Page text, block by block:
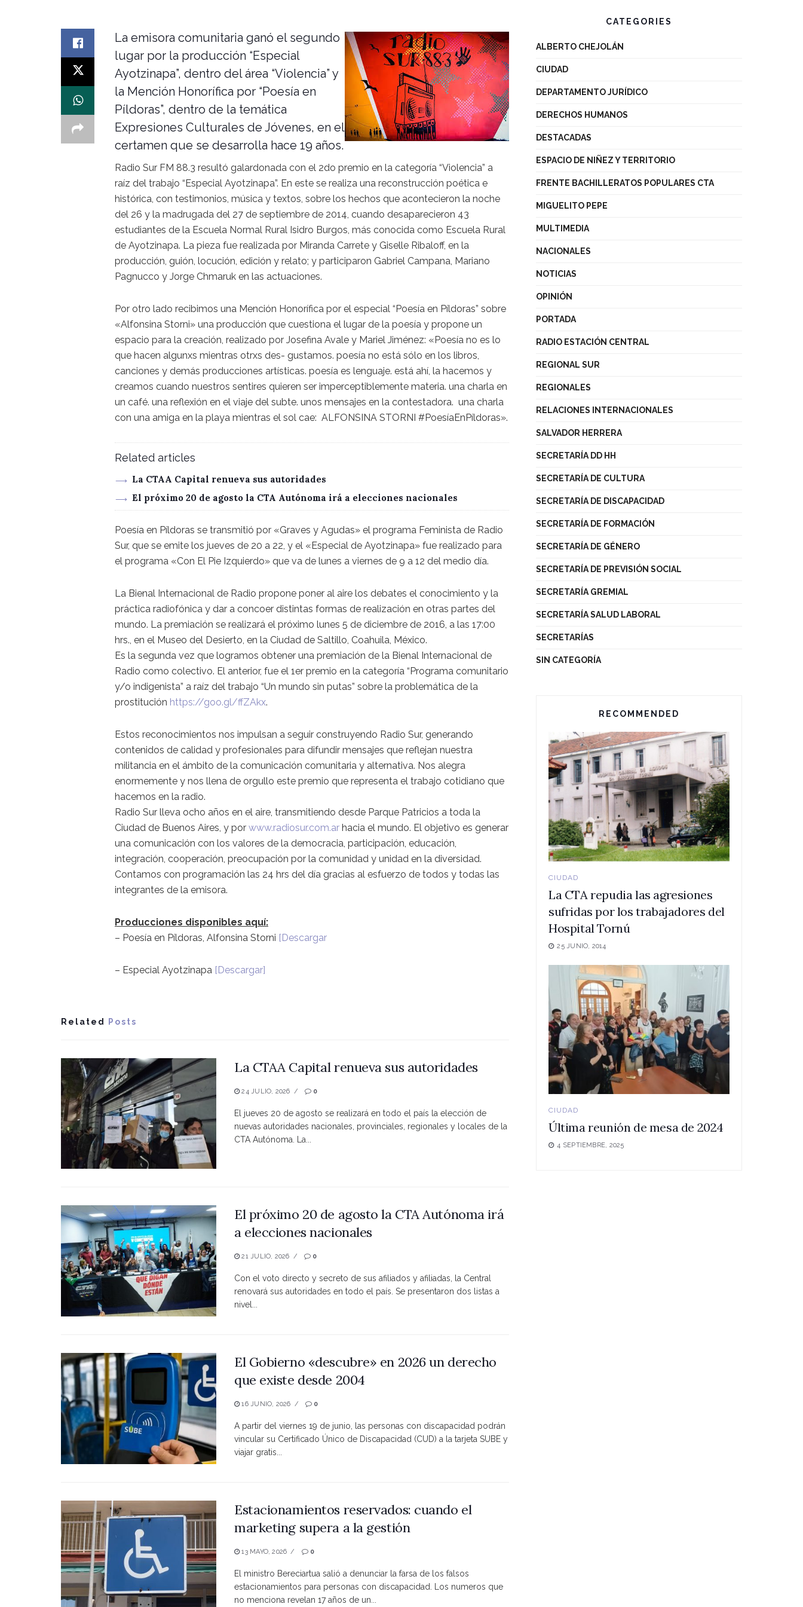
La emisora comunitaria ganó el segundo
lugar por la producción “Especial
Ayotzinapa”, dentro del área “Violencia” y
la Mención Honorífica por “Poesía en
Píldoras”, dentro de la temática
Expresiones Culturales de Jóvenes, en el
certamen que se desarrolla hace 19 años.
Radio Sur FM 88.3 resultó galardonada con el 2do premio en la categoría “Violencia” a
raíz del trabajo “Especial Ayotzinapa”. En este se realiza una reconstrucción poética e
histórica, con testimonios, música y textos, sobre los hechos que acontecieron la noche
del 26 y la madrugada del 27 de septiembre de 2014, cuando desaparecieron 43
estudiantes de la Escuela Normal Rural Isidro Burgos, más conocida como Escuela Rural
de Ayotzinapa. La pieza fue realizada por Miranda Carrete y Giselle Ribaloff, en la
producción, guión, locución, edición y relato; y participaron Gabriel Campana, Mariano
Pagnucco y Jorge Chmaruk en las actuaciones.
Por otro lado recibimos una Mención Honorífica por el especial “Poesía en Píldoras” sobre
«Alfonsina Storni» una producción que cuestiona el lugar de la poesía y propone un
espacio para la creación, realizado por Josefina Avale y Mariel Jiménez: «Poesía no es lo
que hacen algunxs mientras otrxs des- gustamos. poesía no está sólo en los libros,
canciones y demás producciones artísticas. poesía es lenguaje. está ahí, la hacemos y
creamos cuando nuestros sentires quieren ser imperceptiblemente materia. una charla en
un café. una reflexión en el viaje del subte. unos mensajes en la contestadora. una charla
con una amiga en la playa mientras el sol cae: ALFONSINA STORNI #PoesíaEnPíldoras».
Related articles
La CTAA Capital renueva sus autoridades
El próximo 20 de agosto la CTA Autónoma irá a elecciones nacionales
Poesía en Píldoras se transmitió por «Graves y Agudas» el programa Feminista de Radio
Sur, que se emite los jueves de 20 a 22, y el «Especial de Ayotzinapa» fue realizado para
el programa «Con El Pie Izquierdo» que va de lunes a viernes de 9 a 12 del medio día.
La Bienal Internacional de Radio propone poner al aire los debates el conocimiento y la
práctica radiofónica y dar a concoer distintas formas de realización en otras partes del
mundo. La premiación se realizará el próximo lunes 5 de diciembre de 2016, a las 17:00
hrs., en el Museo del Desierto, en la Ciudad de Saltillo, Coahuila, México.
Es la segunda vez que logramos obtener una premiación de la Bienal Internacional de
Radio como colectivo. El anterior, fue el 1er premio en la categoría “Programa comunitario
y/o indigenista” a raíz del trabajo “Un mundo sin putas” sobre la problemática de la
prostitución https://goo.gl/ffZAkx.
Estos reconocimientos nos impulsan a seguir construyendo Radio Sur, generando
contenidos de calidad y profesionales para difundir mensajes que reflejan nuestra
militancia en el ámbito de la comunicación comunitaria y alternativa. Nos alegra
enormemente y nos llena de orgullo este premio que representa el trabajo cotidiano que
hacemos en la radio.
Radio Sur lleva ocho años en el aire, transmitiendo desde Parque Patricios a toda la
Ciudad de Buenos Aires, y por www.radiosur.com.ar hacia el mundo. El objetivo es generar
una comunicación con los valores de la democracia, participación, educación,
integración, cooperación, preocupación por la comunidad y unidad en la diversidad.
Contamos con programación las 24 hrs del día gracias al esfuerzo de todos y todas las
integrantes de la emisora.
Producciones disponibles aquí:
– Poesía en Píldoras, Alfonsina Storni [Descargar
– Especial Ayotzinapa [Descargar]
Related Posts
La CTAA Capital renueva sus autoridades
24 JULIO, 2026 0
El jueves 20 de agosto se realizará en todo el país la elección de
nuevas autoridades nacionales, provinciales, regionales y locales de la
CTA Autónoma. La...
El próximo 20 de agosto la CTA Autónoma irá
a elecciones nacionales
21 JULIO, 2026 0
Con el voto directo y secreto de sus afiliados y afiliadas, la Central
renovará sus autoridades en todo el país. Se presentaron dos listas a
nivel...
El Gobierno «descubre» en 2026 un derecho
que existe desde 2004
16 JUNIO, 2026 0
A partir del viernes 19 de junio, las personas con discapacidad podrán
vincular su Certificado Único de Discapacidad (CUD) a la tarjeta SUBE y
viajar gratis...
Estacionamientos reservados: cuando el
marketing supera a la gestión
13 MAYO, 2026 0
El ministro Bereciartua salió a denunciar la farsa de los falsos
estacionamientos para personas con discapacidad. Los numeros que
no menciona revelan 17 años de un...
CATEGORIES
ALBERTO CHEJOLÁN
CIUDAD
DEPARTAMENTO JURÍDICO
DERECHOS HUMANOS
DESTACADAS
ESPACIO DE NIÑEZ Y TERRITORIO
FRENTE BACHILLERATOS POPULARES CTA
MIGUELITO PEPE
MULTIMEDIA
NACIONALES
NOTICIAS
OPINIÓN
PORTADA
RADIO ESTACIÓN CENTRAL
REGIONAL SUR
REGIONALES
RELACIONES INTERNACIONALES
SALVADOR HERRERA
SECRETARÍA DD HH
SECRETARÍA DE CULTURA
SECRETARÍA DE DISCAPACIDAD
SECRETARÍA DE FORMACIÓN
SECRETARÍA DE GÉNERO
SECRETARÍA DE PREVISIÓN SOCIAL
SECRETARÍA GREMIAL
SECRETARÍA SALUD LABORAL
SECRETARÍAS
SIN CATEGORÍA
RECOMMENDED
CIUDAD
La CTA repudia las agresiones
sufridas por los trabajadores del
Hospital Tornú
25 JUNIO, 2014
CIUDAD
Última reunión de mesa de 2024
4 SEPTIEMBRE, 2025